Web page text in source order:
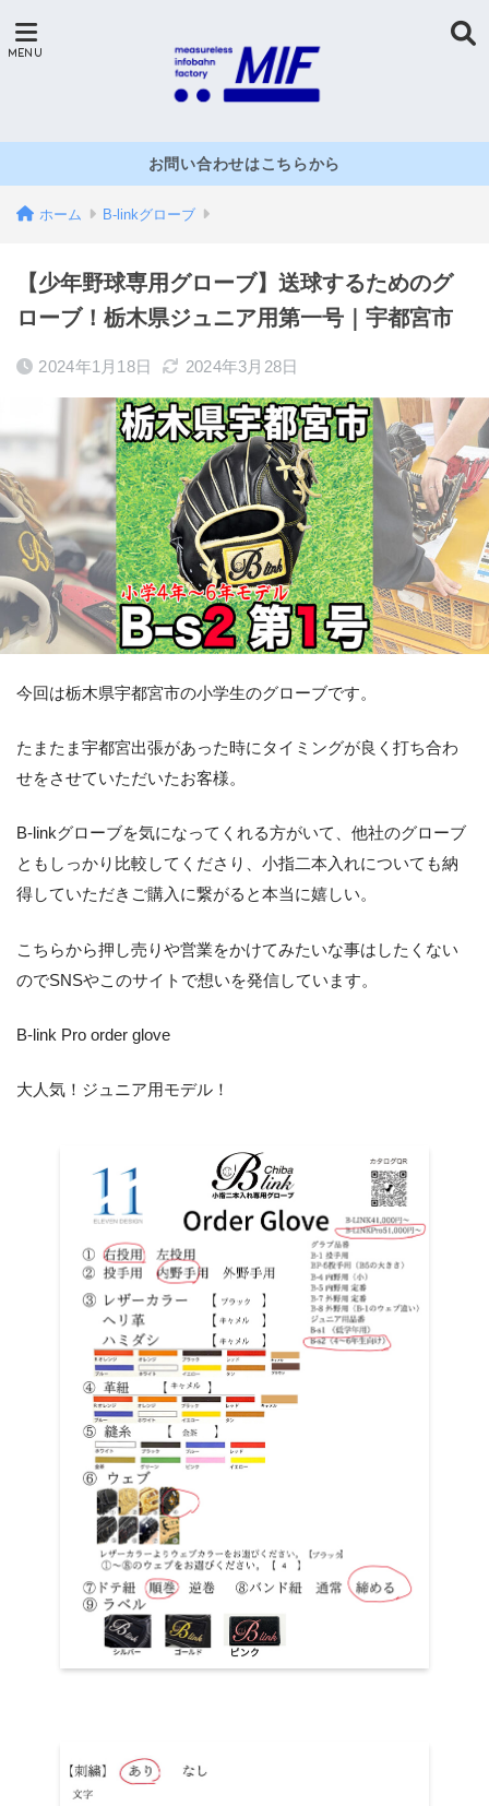
お問い合わせはこちらから
ホーム B-linkグローブ
【少年野球専用グローブ】送球するためのグ
ローブ！栃木県ジュニア用第一号｜宇都宮市
2024年1月18日 2024年3月28日
今回は栃木県宇都宮市の小学生のグローブです。
たまたま宇都宮出張があった時にタイミングが良く打ち合わ
せをさせていただいたお客様。
B-linkグローブを気になってくれる方がいて、他社のグローブ
ともしっかり比較してくださり、小指二本入れについても納
得していただきご購入に繋がると本当に嬉しい。
こちらから押し売りや営業をかけてみたいな事はしたくない
のでSNSやこのサイトで想いを発信しています。
B-link Pro order glove
大人気！ジュニア用モデル！